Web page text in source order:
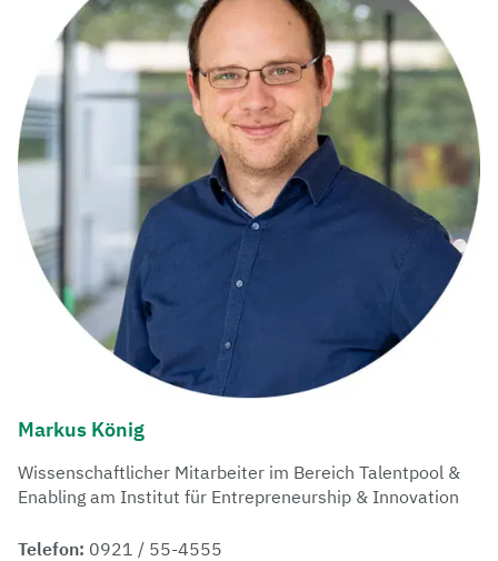
Markus König
Wissenschaftlicher Mitarbeiter im Bereich Talentpool &
Enabling am Institut für Entrepreneurship & Innovation
Telefon: 0921 / 55-4555